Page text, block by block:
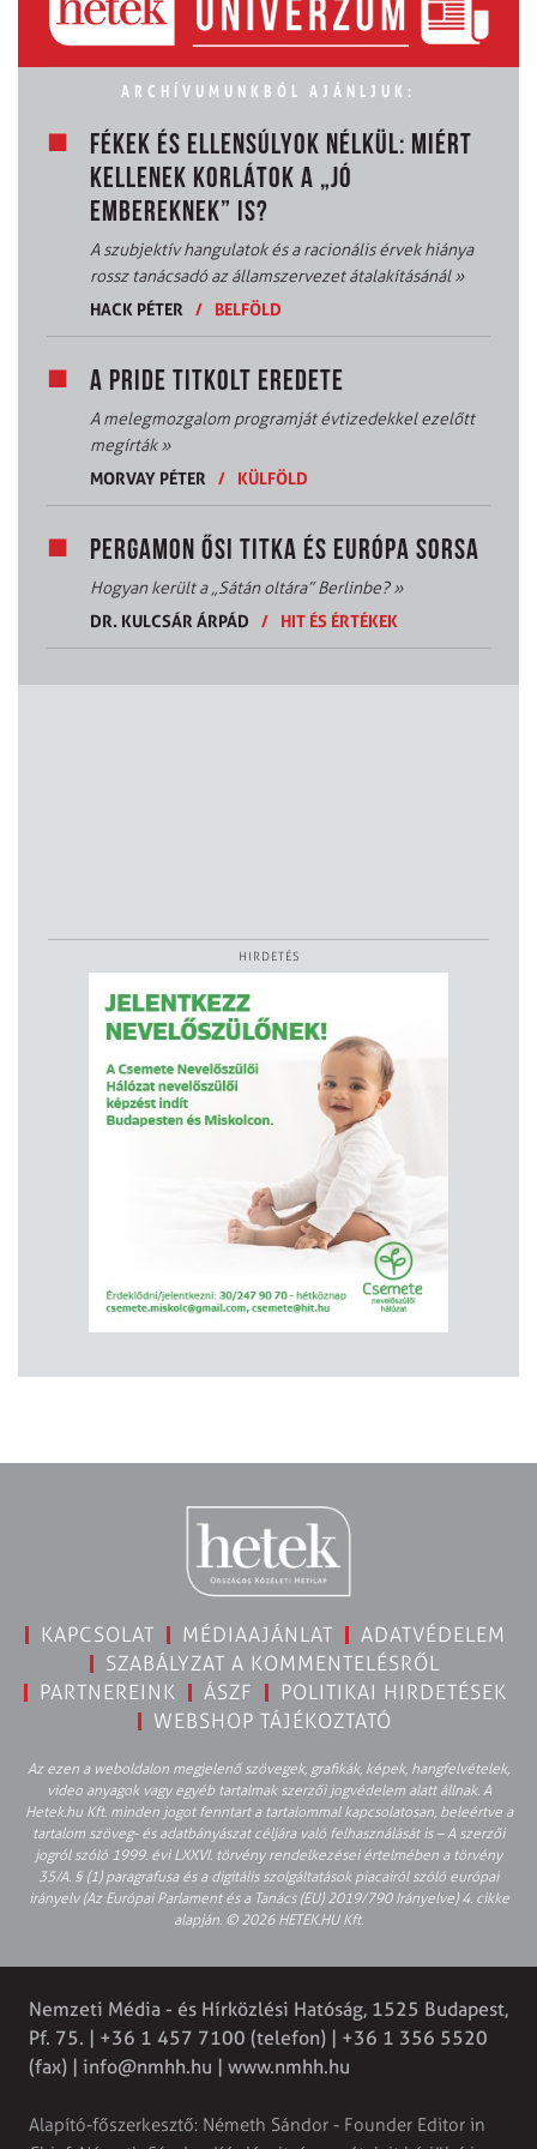
ARCHÍVUMUNKBÓL AJÁNLJUK:
FÉKEK ÉS ELLENSÚLYOK NÉLKÜL: MIÉRT
KELLENEK KORLÁTOK A „JÓ
EMBEREKNEK” IS?
A szubjektív hangulatok és a racionális érvek hiánya
rossz tanácsadó az államszervezet átalakításánál»
HACK PÉTER
/ BELFÖLD
A PRIDE TITKOLT EREDETE
A melegmozgalom programját évtizedekkel ezelőtt
megírták»
MORVAY PÉTER
/ KÜLFÖLD
PERGAMON ŐSI TITKA ÉS EURÓPA SORSA
Hogyan került a „Sátán oltára” Berlinbe?»
DR. KULCSÁR ÁRPÁD
/ HIT ÉS ÉRTÉKEK
HIRDETÉS
KAPCSOLAT MÉDIAAJÁNLAT
ADATVÉDELEM
SZABÁLYZAT A KOMMENTELÉSRŐL
PARTNEREINK
ÁSZF
POLITIKAI HIRDETÉSEK
WEBSHOP TÁJÉKOZTATÓ
Az ezen a weboldalon megjelenő szövegek, grafikák, képek, hangfelvételek,
video anyagok vagy egyéb tartalmak szerzői jogvédelem alatt állnak. A
Hetek.hu Kft. minden jogot fenntart a tartalommal kapcsolatosan, beleértve a
tartalom szöveg- és adatbányászat céljára való felhasználását is – A szerzői
jogról szóló 1999. évi LXXVI. törvény rendelkezései értelmében a törvény
35/A. § (1) paragrafusa és a digitális szolgáltatások piacairól szóló európai
irányelv (Az Európai Parlament és a Tanács (EU) 2019/790 Irányelve) 4. cikke
alapján. © 2026 HETEK.HU Kft.
Nemzeti Média - és Hírközlési Hatóság, 1525 Budapest,
Pf. 75. | +36 1 457 7100 (telefon) | +36 1 356 5520
(fax) | info@nmhh.hu | www.nmhh.hu
Alapító-főszerkesztő: Németh Sándor - Founder Editor in